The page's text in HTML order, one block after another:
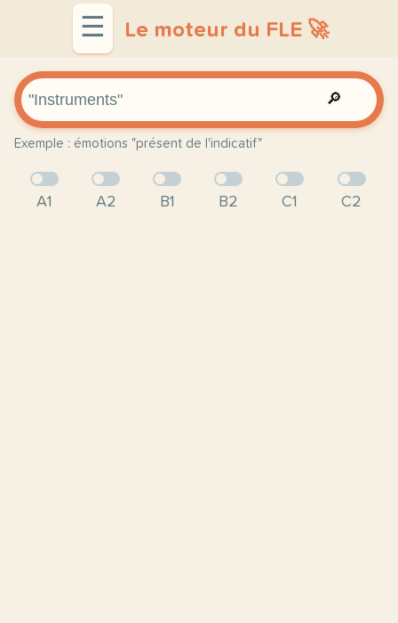
☰ Le moteur du FLE 🚀
🔎
Exemple : émotions "présent de l'indicatif"
A1 A2 B1 B2 C1 C2